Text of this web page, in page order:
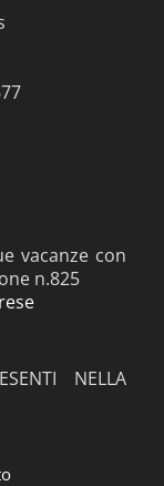
vacanze con
n.825
NELLA